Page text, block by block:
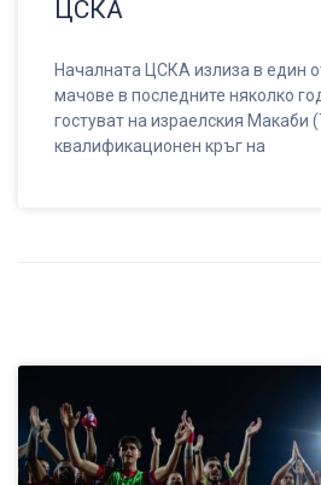
ЦСКА
Началната ЦСКА излиза в един
мачове в последните няколко
гостуват на израелския Макаби
квалификационен кръг на